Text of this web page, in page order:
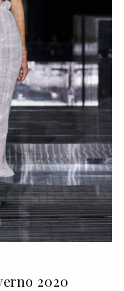
2020